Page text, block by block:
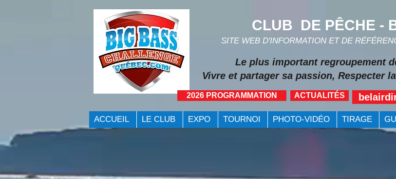
CLUB DE PÊCHE -
SITE WEB D'INFORMATION ET DE
Vivre et partager sa passion, Respecter
2026 PROGRAMMATION ACTUALITÉS
Le plus important regroupement
ACCUEIL LE CLUB EXPO TOURNOI PHOTO-VIDÉO TIRAGE